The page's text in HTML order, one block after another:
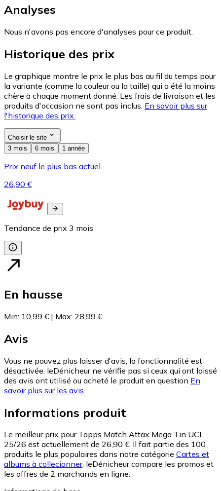
Analyses
Nous n'avons pas encore d'analyses pour ce produit.
Historique des prix
Le graphique montre le prix le plus bas au fil du temps pour
la variante (comme la couleur ou la taille) qui a été la moins
chère à chaque moment donné. Les frais de livraison et les
produits d'occasion ne sont pas inclus. En savoir plus sur
l'historique des prix.
Choisir le site
3 mois
6 mois 1 année
Prix neuf le plus bas actuel
26,90 €
Tendance de prix 3 mois
En hausse
Min: 10,99 € | Max: 28,99 €
Avis
Vous ne pouvez plus laisser d'avis, la fonctionnalité est
désactivée. leDénicheur ne vérifie pas si ceux qui ont laissé
des avis ont utilisé ou acheté le produit en question En
savoir plus sur les avis.
Informations produit
Le meilleur prix pour Topps Match Attax Mega Tin UCL
25/26 est actuellement de 26,90 €. Il fait partie des 100
produits le plus populaires dans notre catégorie Cartes et
albums à collecionner. leDénicheur compare les promos et
les offres de 2 marchands en ligne.